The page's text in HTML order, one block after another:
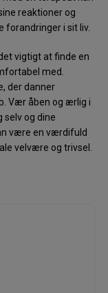
reaktioner og
forandringer i sit liv.
vigtigt at finde en
med.
der danner
Vær åben og ærlig i
selv og dine
være en værdifuld
velvære og trivsel.